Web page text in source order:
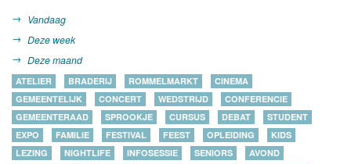
Vandaag
Deze week
Deze maand
ATELIER BRADERIJ ROMMELMARKT
CINEMA
GEMEENTELIJK
CONCERT WEDSTRIJD
CONFERENCIE
GEMEENTERAAD
SPROOKJE CURSUS DEBAT
STUDENT
EXPO
FAMILIE FESTIVAL FEEST OPLEIDING
KIDS
LEZING
NIGHTLIFE INFOSESSIE SENIORS
AVOND